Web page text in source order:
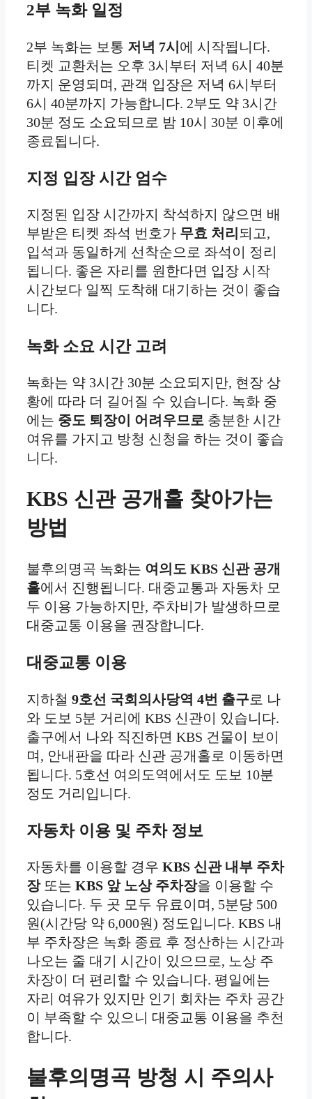
2부 녹화 일정
2부 녹화는 보통 저녁 7시에 시작됩니다.
티켓 교환처는 오후 3시부터 저녁 6시 40분
까지 운영되며, 관객 입장은 저녁 6시부터
6시 40분까지 가능합니다. 2부도 약 3시간
30분 정도 소요되므로 밤 10시 30분 이후에
종료됩니다.
지정 입장 시간 엄수
지정된 입장 시간까지 착석하지 않으면 배
부받은 티켓 좌석 번호가 무효 처리 되고,
입석과 동일하게 선착순으로 좌석이 정리
됩니다. 좋은 자리를 원한다면 입장 시작
시간보다 일찍 도착해 대기하는 것이 좋습
니다.
녹화 소요 시간 고려
녹화는 약 3시간 30분 소요되지만, 현장 상
황에 따라 더 길어질 수 있습니다. 녹화 중
에는 중도 퇴장이 어려우므로 충분한 시간
여유를 가지고 방청 신청을 하는 것이 좋습
니다.
KBS 신관 공개홀 찾아가는
방법
불후의명곡 녹화는 여의도 KBS 신관 공개
홀에서 진행됩니다. 대중교통과 자동차 모
두 이용 가능하지만, 주차비가 발생하므로
대중교통 이용을 권장합니다.
대중교통 이용
지하철 9호선 국회의사당역 4번 출구로 나
와 도보 5분 거리에 KBS 신관이 있습니다.
출구에서 나와 직진하면 KBS 건물이 보이
며, 안내판을 따라 신관 공개홀로 이동하면
됩니다. 5호선 여의도역에서도 도보 10분
정도 거리입니다.
자동차 이용 및 주차 정보
자동차를 이용할 경우 KBS 신관 내부 주차
장또는 KBS 앞 노상 주차장을 이용할 수
있습니다. 두 곳 모두 유료이며, 5분당 500
원(시간당 약 6,000원) 정도입니다. KBS 내
부 주차장은 녹화 종료 후 정산하는 시간과
나오는 줄 대기 시간이 있으므로, 노상 주
차장이 더 편리할 수 있습니다. 평일에는
자리 여유가 있지만 인기 회차는 주차 공간
이 부족할 수 있으니 대중교통 이용을 추천
합니다.
불후의명곡 방청 시 주의사